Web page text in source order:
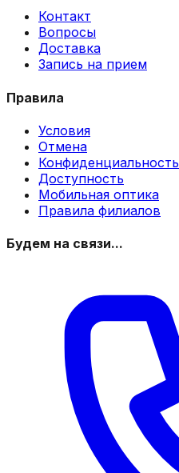
Контакт
Вопросы
Доставка
Запись на прием
Правила
Условия
Отмена
Конфиденциальность
Доступность
Мобильная оптика
Правила филиалов
Будем на связи...